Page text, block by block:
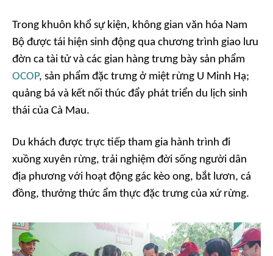
Trong khuôn khổ sự kiện, không gian văn hóa Nam
Bộ được tái hiện sinh động qua chương trình giao lưu
đờn ca tài tử và các gian hàng trưng bày sản phẩm
OCOP, sản phẩm đặc trưng ở miệt rừng U Minh Hạ;
quảng bá và kết nối thúc đẩy phát triển du lịch sinh
thái của Cà Mau.
Du khách được trực tiếp tham gia hành trình đi
xuồng xuyên rừng, trải nghiệm đời sống người dân
địa phương với hoạt động gác kèo ong, bắt lươn, cá
đồng, thưởng thức ẩm thực đặc trưng của xứ rừng.